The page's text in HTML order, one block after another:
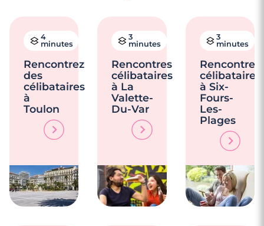
4
minutes
Rencontrez
des
célibataires
à
Toulon
3
minutes
Rencontres
célibataires
à La
Valette-
Du-Var
3
minutes
Rencontres
célibataires
à Six-
Fours-
Les-
Plages